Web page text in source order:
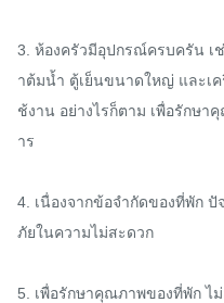
3. ห้องครัวมีอุปกรณ์ครบครัน เ
าต้มน้ำ ตู้เย็นขนาดใหญ่ และเ
ช้งาน อย่างไรก็ตาม เพื่อรักษ
าร
4. เนื่องจากข้อจำกัดของที่พัก ปั
ภัยในความไม่สะดวก
5. เพื่อรักษาคุณภาพของที่พัก ไ